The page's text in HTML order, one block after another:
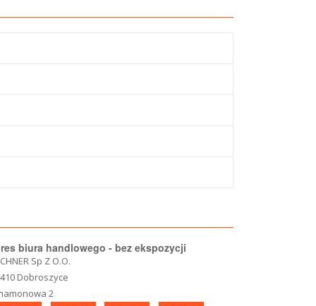
biura handlowego - bez ekspozycji
Sp Z O.O.
Dobroszyce
2